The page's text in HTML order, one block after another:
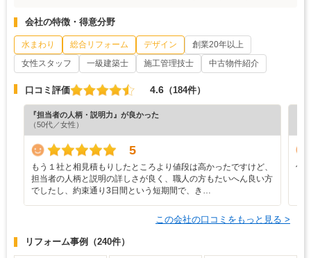
会社の特徴・得意分野
水まわり 総合リフォーム デザイン
創業20年以上
女性スタッフ
一級建築士 施工管理技士 中古物件紹介
口コミ評価 4.6 （184件）
『担当者の人柄・説明力』が良かった
（50代／女性）
5
もう１社と相見積もりしたところより値段は高かったですけど、
担当者の人柄と説明の詳しさが良く、職人の方もたいへん良い方
でしたし、約束通り3日間という短期間で、き…
何
この会社の口コミをもっと見る >
リフォーム事例 （240件）